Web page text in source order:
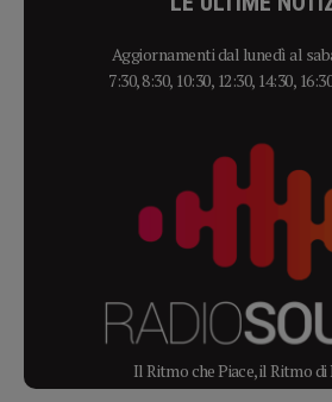
Aggiornamenti dal lunedì al
7:30, 8:30, 10:30, 12:30, 14:30,
Il Ritmo che Piace, il Ritmo di